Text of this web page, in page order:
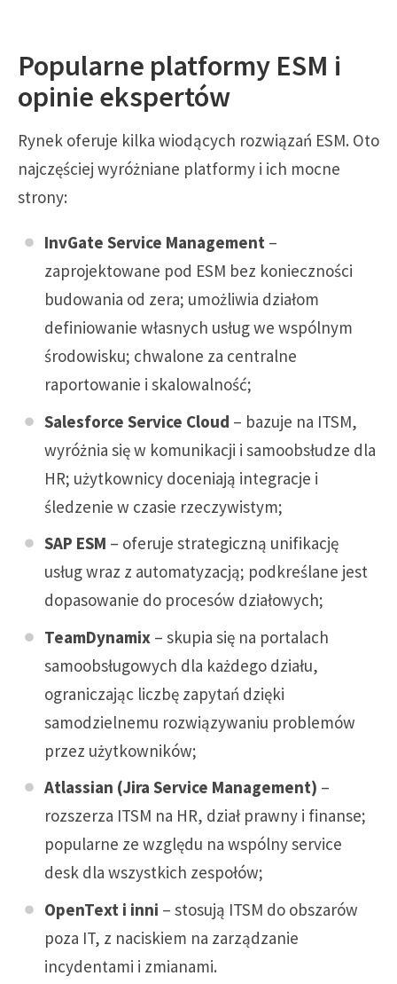
Popularne platformy ESM i
opinie ekspertów
Rynek oferuje kilka wiodących rozwiązań ESM. Oto
najczęściej wyróżniane platformy i ich mocne
strony:
InvGate Service Management –
zaprojektowane pod ESM bez konieczności
budowania od zera; umożliwia działom
definiowanie własnych usług we wspólnym
środowisku; chwalone za centralne
raportowanie i skalowalność;
Salesforce Service Cloud – bazuje na ITSM,
wyróżnia się w komunikacji i samoobsłudze dla
HR; użytkownicy doceniają integracje i
śledzenie w czasie rzeczywistym;
SAP ESM – oferuje strategiczną unifikację
usług wraz z automatyzacją; podkreślane jest
dopasowanie do procesów działowych;
TeamDynamix – skupia się na portalach
samoobsługowych dla każdego działu,
ograniczając liczbę zapytań dzięki
samodzielnemu rozwiązywaniu problemów
przez użytkowników;
Atlassian (Jira Service Management) –
rozszerza ITSM na HR, dział prawny i finanse;
popularne ze względu na wspólny service
desk dla wszystkich zespołów;
OpenText i inni – stosują ITSM do obszarów
poza IT, z naciskiem na zarządzanie
incydentami i zmianami.